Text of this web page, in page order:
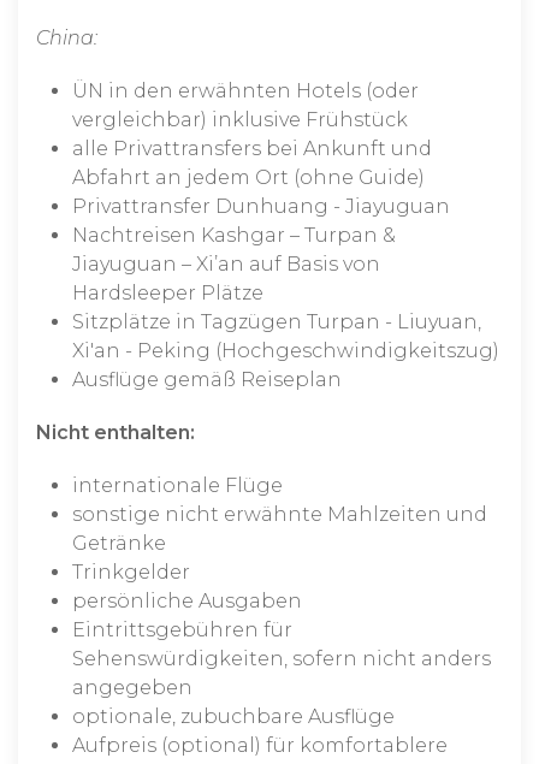
China:
ÜN in den erwähnten Hotels (oder
vergleichbar) inklusive Frühstück
alle Privattransfers bei Ankunft und
Abfahrt an jedem Ort (ohne Guide)
Privattransfer Dunhuang - Jiayuguan
Nachtreisen Kashgar – Turpan &
Jiayuguan – Xi’an auf Basis von
Hardsleeper Plätze
Sitzplätze in Tagzügen Turpan - Liuyuan,
Xi'an - Peking (Hochgeschwindigkeitszug)
Ausflüge gemäß Reiseplan
Nicht enthalten:
internationale Flüge
sonstige nicht erwähnte Mahlzeiten und
Getränke
Trinkgelder
persönliche Ausgaben
Eintrittsgebühren für
Sehenswürdigkeiten, sofern nicht anders
angegeben
optionale, zubuchbare Ausflüge
Aufpreis (optional) für komfortablere